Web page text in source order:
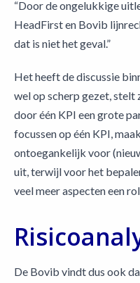
“Door de ongelukkige
HeadFirst en Bovib
dat is niet het geval.”
Het heeft de discussie
wel op scherp gezet, stelt
door één KPI een grote
focussen op één KPI,
ontoegankelijk voor
uit, terwijl voor het
veel meer aspecten een rol
De Bovib vindt dus ook